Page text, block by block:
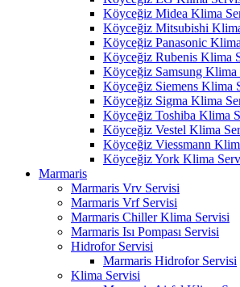
Köyceğiz Midea Klima
Köyceğiz Mitsubishi
Köyceğiz Panasonic
Köyceğiz Rubenis Klima
Köyceğiz Samsung Klima
Köyceğiz Siemens Klima
Köyceğiz Sigma Klima
Köyceğiz Toshiba Klima
Köyceğiz Vestel Klima
Köyceğiz Viessmann
Köyceğiz York Klima
Marmaris
Marmaris Vrv Servisi
Marmaris Vrf Servisi
Marmaris Chiller Klima Servisi
Marmaris Isı Pompası Servisi
Hidrofor Servisi
Marmaris Hidrofor Servisi
Klima Servisi